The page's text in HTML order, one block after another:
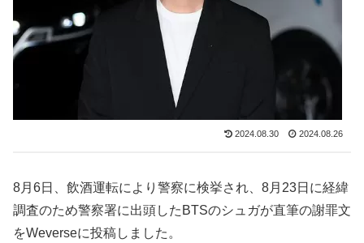
2024.08.30 2024.08.26
8月6日、飲酒運転により警察に検挙され、8月23日に経緯
調査のため警察署に出頭したBTSのシュガが直筆の謝罪文
をWeverseに投稿しました。